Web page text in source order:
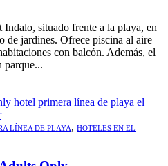
situado frente a la playa, en
de jardines. Ofrece piscina al aire
con balcón. Además, el
parque...
LÍNEA DE PLAYA, HOTELES EN EL